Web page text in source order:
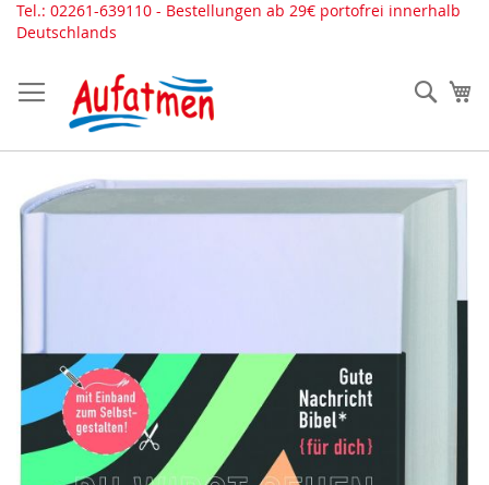
Direkt
zum
Tel.: 02261-639110 - Bestellungen ab 29€ portofrei innerhalb
Deutschlands
Ende
der